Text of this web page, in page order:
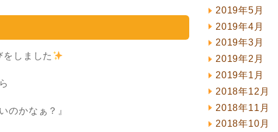
しました
のかなぁ？』
2019年5月
2019年4月
2019年3月
2019年2月
2019年1月
2018年12月
2018年11月
2018年10月